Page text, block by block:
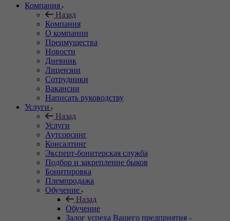
Компания
Назад
Компания
О компании
Преимущества
Новости
Дневник
Лицензии
Сотрудники
Вакансии
Написать руководству
Услуги
Назад
Услуги
Аутсорсинг
Консалтинг
Эксперт-бонитерская служба
Подбор и закрепление быков
Бонитировка
Племпродажа
Обучение
Назад
Обучение
Залог успеха Вашего предприятия -